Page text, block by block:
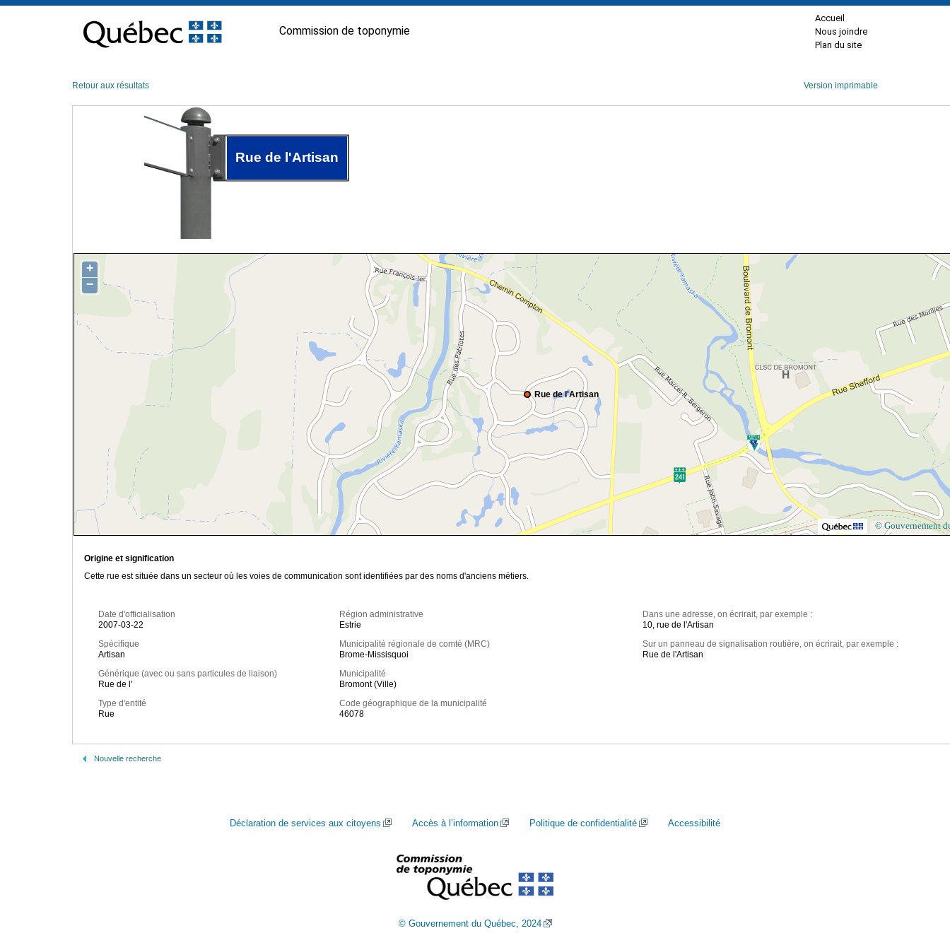
contenu
Commission de toponymie
Accueil
Nous joindre
Plan du site
Retour aux résultats Version imprimable
Rue de l'Artisan
Rue de l'Artisan
+
−
© Gouvernement
Origine et signification
Cette rue est située dans un secteur où les voies de communication sont identifiées par des noms d'anciens métiers.
Date d'officialisation
2007-03-22
Spécifique
Artisan
Générique (avec ou sans particules de liaison)
Rue de l'
Type d'entité
Rue
Région administrative
Estrie
Municipalité régionale de comté (MRC)
Brome-Missisquoi
Municipalité
Bromont (Ville)
Code géographique de la municipalité
46078
Dans une adresse, on écrirait, par exemple :
10, rue de l'Artisan
Sur un panneau de signalisation routière, on écrirait, par exemple :
Rue de l'Artisan
Nouvelle recherche
Déclaration de services aux citoyens Accès à l’information Politique de confidentialité Accessibilité
© Gouvernement du Québec, 2024